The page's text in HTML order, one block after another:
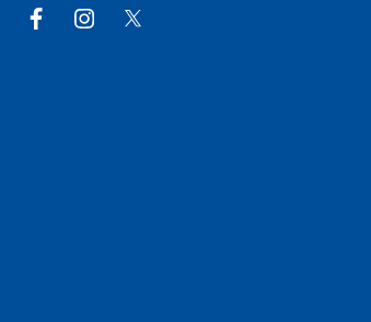
RSS Facebook Instagram